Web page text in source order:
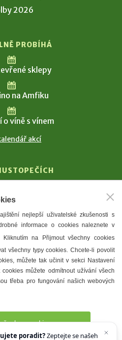
2026
PROBÍHÁ
sklepy
na Amfiku
o víně s vínem
akcí
Masaryk
a galerie
meníčka
nejlepší uživatelské zkušenosti s
informace o cookies naleznete v
Kliknutím na Přijmout všechny cookies
všechny typy cookies. Chcete-li povolit
můžete tak učinit v sekci Nastavení
můžete odmítnout užívání všech
třeba pro fungování našich webových
cookies
Zeptejte se našeho asistentaC